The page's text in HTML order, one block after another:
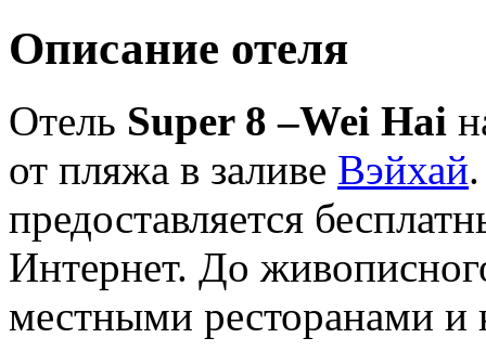
Описание отеля
Отель Super 8 –Wei Hai
от пляжа в заливе Вэйхай
предоставляется
Интернет. До
местными ресторанами